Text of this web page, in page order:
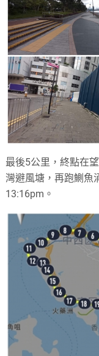
最後5公里，終點在
灣避風塘，再跑鰂魚
13:16pm。